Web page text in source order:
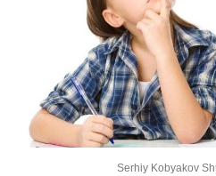
Serhiy Kobyakov